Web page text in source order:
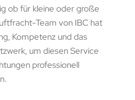
ob für kleine oder große
Team von IBC hat
Kompetenz und das
um diesen Service
professionell